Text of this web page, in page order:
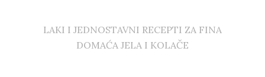
LAKI I JEDNOSTAVNI RECEPTI ZA FINA
DOMAĆA JELA I KOLAČE